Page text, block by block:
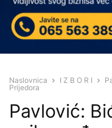
Naslovnica I Z B O R I
Prijedora
Pavlović: